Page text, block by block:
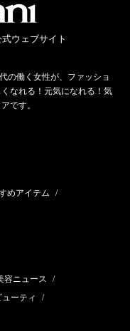
ウェブサイト
の働く女性が、ファッショ
なれる！元気になれる！気
です。
めアイテム /
容ニュース /
ーティ /